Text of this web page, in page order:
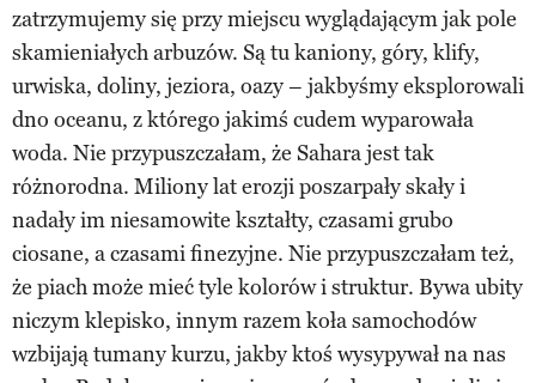
zatrzymujemy się przy miejscu wyglądającym jak pole
skamieniałych arbuzów. Są tu kaniony, góry, klify,
urwiska, doliny, jeziora, oazy – jakbyśmy eksplorowali
dno oceanu, z którego jakimś cudem wyparowała
woda. Nie przypuszczałam, że Sahara jest tak
różnorodna. Miliony lat erozji poszarpały skały i
nadały im niesamowite kształty, czasami grubo
ciosane, a czasami finezyjne. Nie przypuszczałam też,
że piach może mieć tyle kolorów i struktur. Bywa ubity
niczym klepisko, innym razem koła samochodów
wzbijają tumany kurzu, jakby ktoś wysypywał na nas